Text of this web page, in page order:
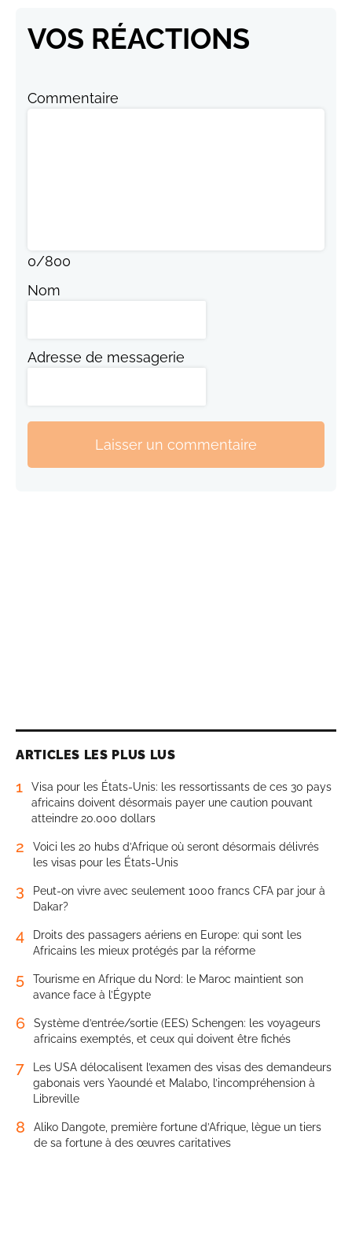
VOS RÉACTIONS
Commentaire
0/800
Nom
Adresse de messagerie
Laisser un commentaire
ARTICLES LES PLUS LUS
1
Visa pour les États-Unis: les ressortissants de ces 30 pays
africains doivent désormais payer une caution pouvant
atteindre 20.000 dollars
2
Voici les 20 hubs d’Afrique où seront désormais délivrés
les visas pour les États-Unis
3
Peut-on vivre avec seulement 1000 francs CFA par jour à
Dakar?
4
Droits des passagers aériens en Europe: qui sont les
Africains les mieux protégés par la réforme
5
Tourisme en Afrique du Nord: le Maroc maintient son
avance face à l’Égypte
6
Système d’entrée/sortie (EES) Schengen: les voyageurs
africains exemptés, et ceux qui doivent être fichés
7
Les USA délocalisent l’examen des visas des demandeurs
gabonais vers Yaoundé et Malabo, l’incompréhension à
Libreville
8
Aliko Dangote, première fortune d’Afrique, lègue un tiers
de sa fortune à des œuvres caritatives